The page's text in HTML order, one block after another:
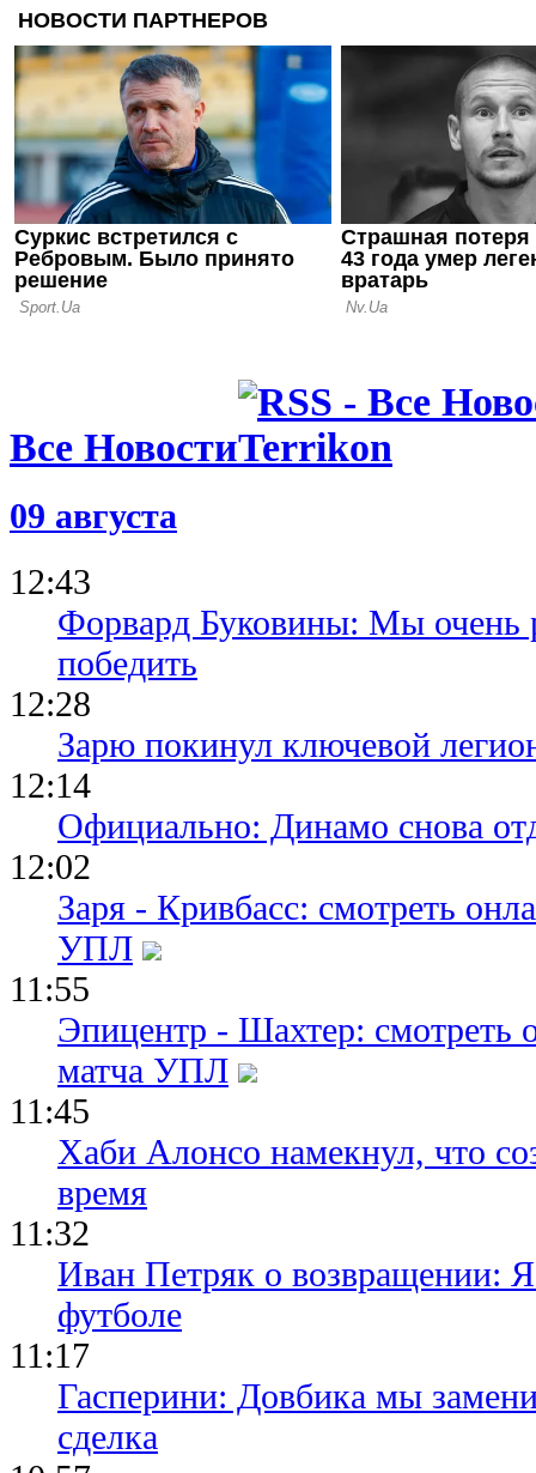
19.05.26 16:59
У
Украины
тренер?
19.05.26 16:14
Сметана
Шахтер
сборы
Все Новости
09 августа
12:43
Форвард Буковины: Мы очень
победить
12:28
Зарю покинул ключевой
12:14
Официально: Динамо снова
12:02
Заря - Кривбасс: смотреть
УПЛ
11:55
Эпицентр - Шахтер: смотреть
матча УПЛ
11:45
Хаби Алонсо намекнул, что
время
11:32
Иван Петряк о возвращении:
футболе
11:17
Гасперини: Довбика мы
сделка